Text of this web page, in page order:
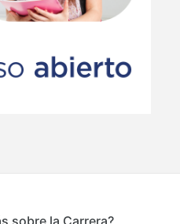
sobre la Carrera?